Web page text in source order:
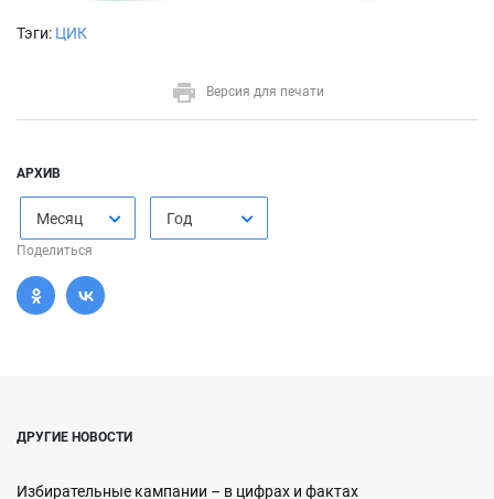
Тэги: ЦИК
Версия для печати
АРХИВ
Месяц Год
Поделиться
ДРУГИЕ НОВОСТИ
Избирательные кампании – в цифрах и фактах